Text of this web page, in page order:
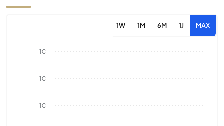
1W 1M 6M 1J MAX
1€
1€
1€